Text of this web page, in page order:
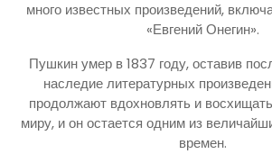
много известных произведений,
«Евгений Онегин».
Пушкин умер в 1837 году, оставив
наследие литературных
продолжают вдохновлять и
миру, и он остается одним из
времен.